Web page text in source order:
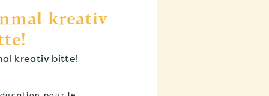
kreativ